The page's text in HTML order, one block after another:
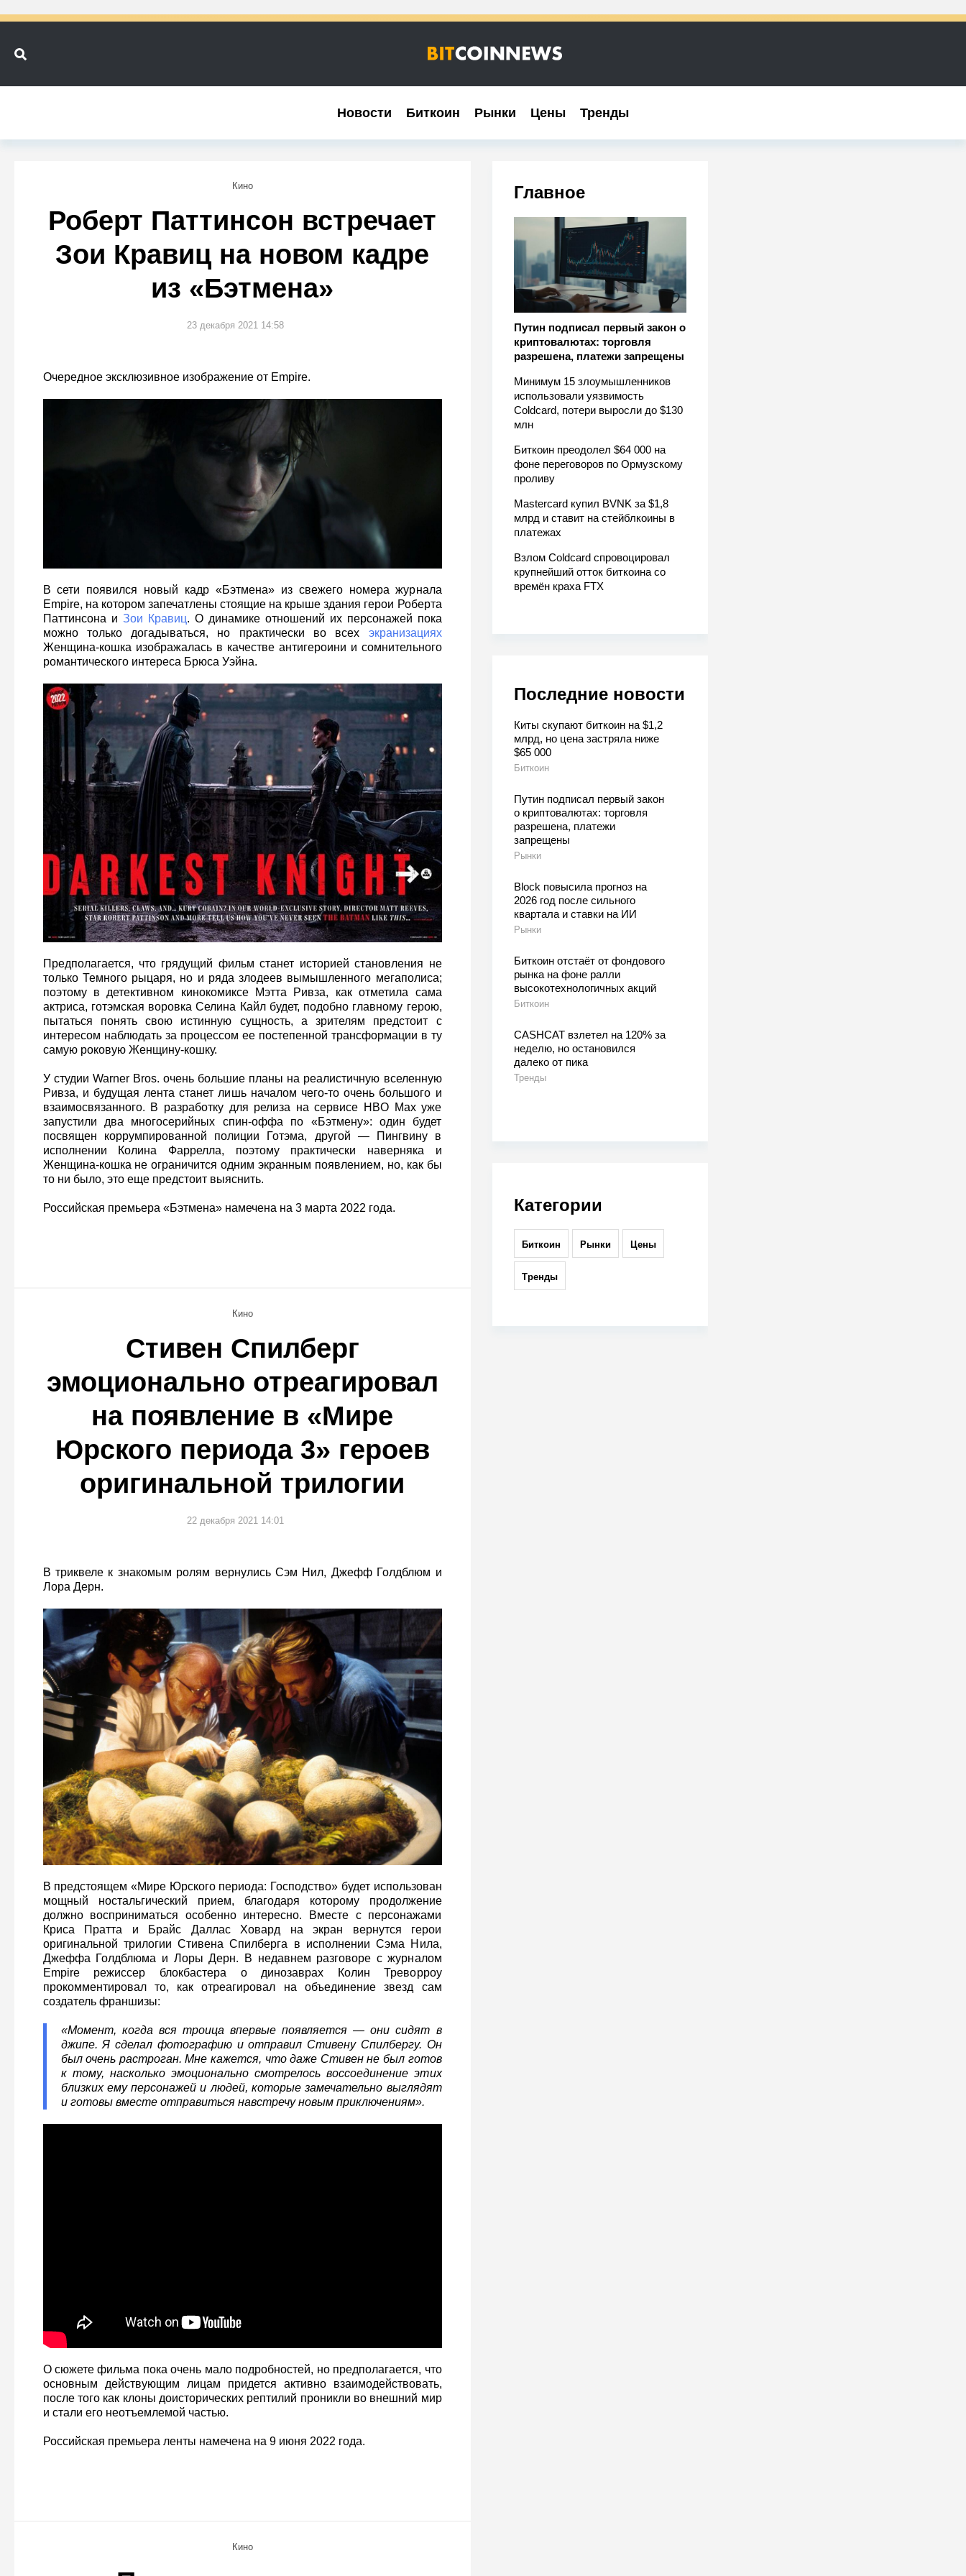
Новости Биткоин Рынки Цены Тренды
Новости Биткоин Рынки Цены Тренды
Главное
Путин подписал первый закон о
криптовалютах: торговля
разрешена, платежи запрещены
Минимум 15 злоумышленников
использовали уязвимость
Coldcard, потери выросли до $130
млн
Биткоин преодолел $64 000 на
фоне переговоров по Ормузскому
проливу
Mastercard купил BVNK за $1,8
млрд и ставит на стейблкоины в
платежах
Взлом Coldcard спровоцировал
крупнейший отток биткоина со
времён краха FTX
Последние новости
Киты скупают биткоин на $1,2
млрд, но цена застряла ниже
$65 000
Биткоин
Путин подписал первый закон
о криптовалютах: торговля
разрешена, платежи
запрещены
Рынки
Block повысила прогноз на
2026 год после сильного
квартала и ставки на ИИ
Рынки
Биткоин отстаёт от фондового
рынка на фоне ралли
высокотехнологичных акций
Биткоин
CASHCAT взлетел на 120% за
неделю, но остановился
далеко от пика
Тренды
Категории
Биткоин Рынки Цены
Тренды
Кино
Роберт Паттинсон встречает
Зои Кравиц на новом кадре
из «Бэтмена»
23 декабря 2021 14:58
Очередное эксклюзивное изображение от Empire.
В сети появился новый кадр «Бэтмена» из свежего номера журнала
Empire, на котором запечатлены стоящие на крыше здания герои Роберта
Паттинсона и Зои Кравиц. О динамике отношений их персонажей пока
можно только догадываться, но практически во всех экранизациях
Женщина-кошка изображалась в качестве антигероини и сомнительного
романтического интереса Брюса Уэйна.
Предполагается, что грядущий фильм станет историей становления не
только Темного рыцаря, но и ряда злодеев вымышленного мегаполиса;
поэтому в детективном кинокомиксе Мэтта Ривза, как отметила сама
актриса, готэмская воровка Селина Кайл будет, подобно главному герою,
пытаться понять свою истинную сущность, а зрителям предстоит с
интересом наблюдать за процессом ее постепенной трансформации в ту
самую роковую Женщину-кошку.
У студии Warner Bros. очень большие планы на реалистичную вселенную
Ривза, и будущая лента станет лишь началом чего-то очень большого и
взаимосвязанного. В разработку для релиза на сервисе HBO Max уже
запустили два многосерийных спин-оффа по «Бэтмену»: один будет
посвящен коррумпированной полиции Готэма, другой — Пингвину в
исполнении Колина Фаррелла, поэтому практически наверняка и
Женщина-кошка не ограничится одним экранным появлением, но, как бы
то ни было, это еще предстоит выяснить.
Российская премьера «Бэтмена» намечена на 3 марта 2022 года.
Кино
Стивен Спилберг
эмоционально отреагировал
на появление в «Мире
Юрского периода 3» героев
оригинальной трилогии
22 декабря 2021 14:01
В триквеле к знакомым ролям вернулись Сэм Нил, Джефф Голдблюм и
Лора Дерн.
В предстоящем «Мире Юрского периода: Господство» будет использован
мощный ностальгический прием, благодаря которому продолжение
должно восприниматься особенно интересно. Вместе с персонажами
Криса Пратта и Брайс Даллас Ховард на экран вернутся герои
оригинальной трилогии Стивена Спилберга в исполнении Сэма Нила,
Джеффа Голдблюма и Лоры Дерн. В недавнем разговоре с журналом
Empire режиссер блокбастера о динозаврах Колин Треворроу
прокомментировал то, как отреагировал на объединение звезд сам
создатель франшизы:
«Момент, когда вся троица впервые появляется — они сидят в
джипе. Я сделал фотографию и отправил Стивену Спилбергу. Он
был очень растроган. Мне кажется, что даже Стивен не был готов
к тому, насколько эмоционально смотрелось воссоединение этих
близких ему персонажей и людей, которые замечательно выглядят
и готовы вместе отправиться навстречу новым приключениям».
О сюжете фильма пока очень мало подробностей, но предполагается, что
основным действующим лицам придется активно взаимодействовать,
после того как клоны доисторических рептилий проникли во внешний мир
и стали его неотъемлемой частью.
Российская премьера ленты намечена на 9 июня 2022 года.
Кино